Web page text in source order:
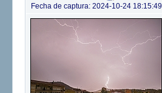
Fecha de captura: 2024-10-24 18:15:49